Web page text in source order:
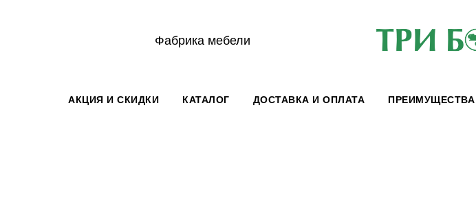
Фабрика мебели
АКЦИЯ И СКИДКИ КАТАЛОГ ДОСТАВКА И ОПЛАТА ПРЕИМУЩЕСТВА